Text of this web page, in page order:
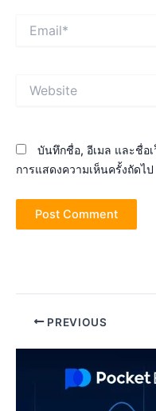
บันทึกชื่อ, อีเมล และชื่อ
การแสดงความเห็นครั้งถัดไป
Post PREVIOUS